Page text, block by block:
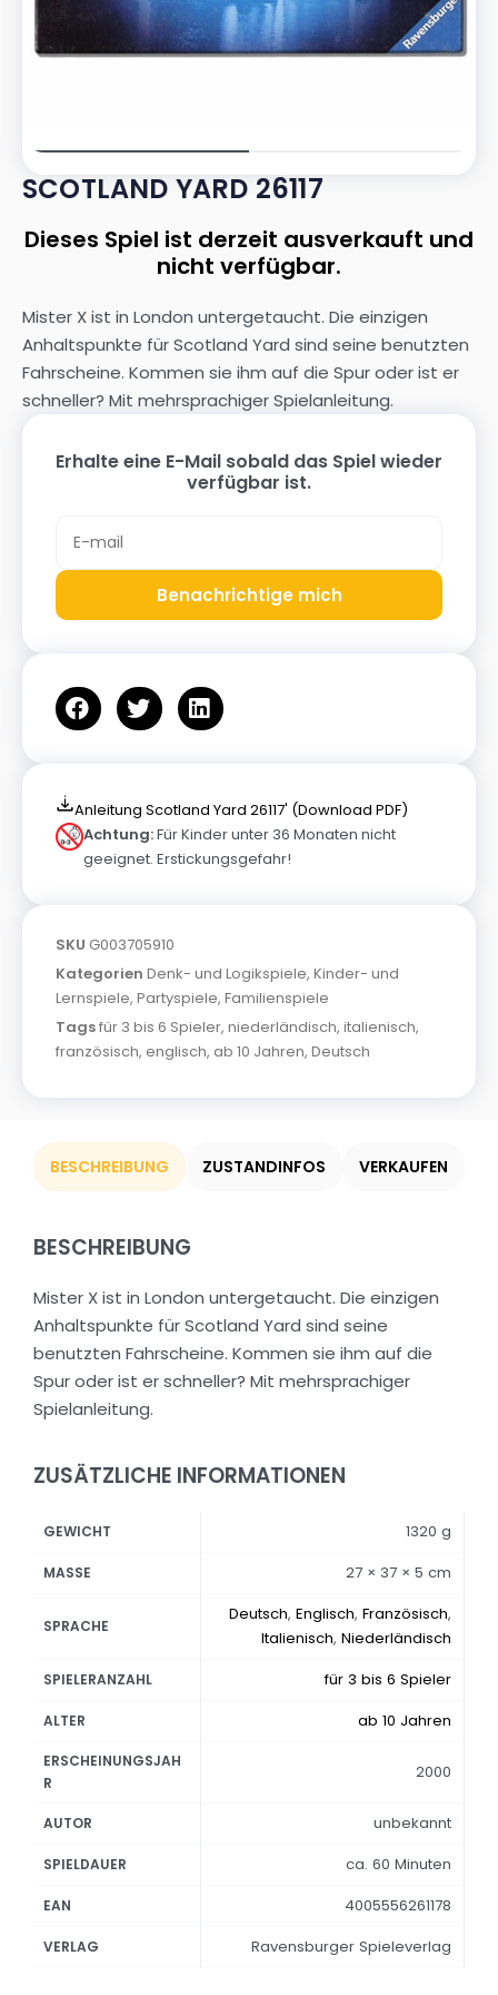
SCOTLAND YARD 26117
Dieses Spiel ist derzeit ausverkauft und
nicht verfügbar.
Mister X ist in London untergetaucht. Die einzigen
Anhaltspunkte für Scotland Yard sind seine benutzten
Fahrscheine. Kommen sie ihm auf die Spur oder ist er
schneller? Mit mehrsprachiger Spielanleitung.
Erhalte eine E-Mail sobald das Spiel wieder
verfügbar ist.
Benachrichtige mich
Anleitung Scotland Yard 26117' (Download PDF)
Achtung:Für Kinder unter 36 Monaten nicht
geeignet. Erstickungsgefahr!
SKU G003705910
Kategorien Denk- und Logikspiele, Kinder- und
Lernspiele, Partyspiele, Familienspiele
Tagsfür 3 bis 6 Spieler, niederländisch, italienisch,
französisch, englisch, ab 10 Jahren, Deutsch
BESCHREIBUNG ZUSTANDINFOS VERKAUFEN
BESCHREIBUNG
Mister X ist in London untergetaucht. Die einzigen
Anhaltspunkte für Scotland Yard sind seine
benutzten Fahrscheine. Kommen sie ihm auf die
Spur oder ist er schneller? Mit mehrsprachiger
Spielanleitung.
ZUSÄTZLICHE INFORMATIONEN
GEWICHT 1320 g
MASSE 27 × 37 × 5 cm
SPRACHE
Deutsch, Englisch, Französisch,
Italienisch, Niederländisch
SPIELERANZAHL für 3 bis 6 Spieler
ALTER ab 10 Jahren
ERSCHEINUNGSJAH
R
2000
AUTOR unbekannt
SPIELDAUER ca. 60 Minuten
EAN 4005556261178
VERLAG Ravensburger Spieleverlag